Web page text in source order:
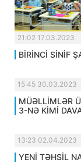
21:02 17.03.2023
BİRİNCİ SİNİF
15:45 30.03.2023
MÜƏLLİMLƏR
3-NƏ KİMİ
13:23 02.04.2023
YENİ TƏHSİL